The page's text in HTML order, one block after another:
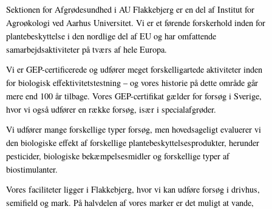
Sektionen for Afgrødesundhed i AU Flakkebjerg er en del af Institut for
Agroøkologi ved Aarhus Universitet. Vi er et førende forskerhold inden for
plantebeskyttelse i den nordlige del af EU og har omfattende
samarbejdsaktiviteter på tværs af hele Europa.
Vi er GEP-certificerede og udfører meget forskelligartede aktiviteter inden
for biologisk effektivitetstestning – og vores historie på dette område går
mere end 100 år tilbage. Vores GEP-certifikat gælder for forsøg i Sverige,
hvor vi også udfører en række forsøg, især i specialafgrøder.
Vi udfører mange forskellige typer forsøg, men hovedsageligt evaluerer vi
den biologiske effekt af forskellige plantebeskyttelsesprodukter, herunder
pesticider, biologiske bekæmpelsesmidler og forskellige typer af
biostimulanter.
Vores faciliteter ligger i Flakkebjerg, hvor vi kan udføre forsøg i drivhus,
semifield og mark. På halvdelen af ​​vores marker er det muligt at vande,